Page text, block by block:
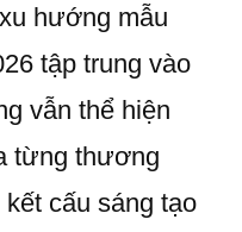
hướng mẫu
tập trung vào
vẫn thể hiện
từng thương
cấu sáng tạo